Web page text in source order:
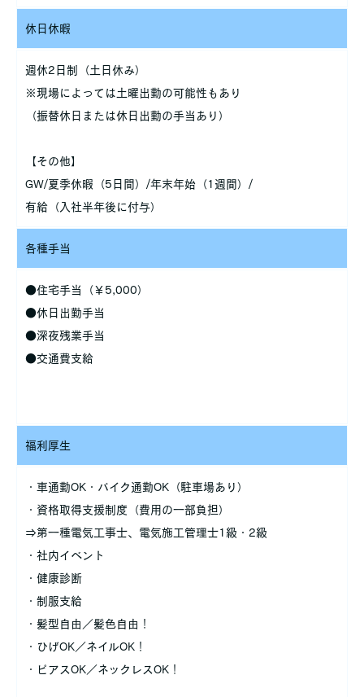
休日休暇
週休2日制（土日休み）
※現場によっては土曜出勤の可能性もあり
（振替休日または休日出勤の手当あり）
【その他】
GW/夏季休暇（5日間）/年末年始（1週間）/
有給（入社半年後に付与）
各種手当
●住宅手当（￥5,000）
●休日出勤手当
●深夜残業手当
●交通費支給
福利厚生
・車通勤OK・バイク通勤OK（駐車場あり）
・資格取得支援制度（費用の一部負担）
⇒第一種電気工事士、電気施工管理士1級・2級
・社内イベント
・健康診断
・制服支給
・髪型自由／髪色自由！
・ひげOK／ネイルOK！
・ピアスOK／ネックレスOK！